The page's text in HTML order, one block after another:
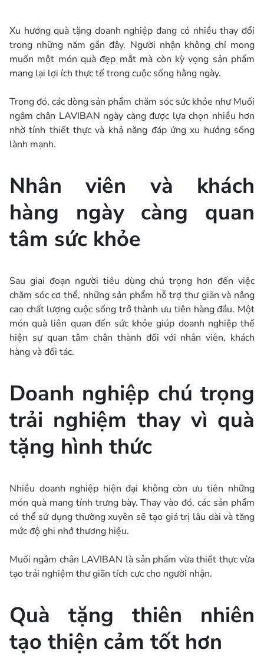
Xu hướng quà tặng doanh nghiệp đang có nhiều thay đổi
trong những năm gần đây. Người nhận không chỉ mong
muốn một món quà đẹp mắt mà còn kỳ vọng sản phẩm
mang lại lợi ích thực tế trong cuộc sống hằng ngày.
Trong đó, các dòng sản phẩm chăm sóc sức khỏe như Muối
ngâm chân LAVIBAN ngày càng được lựa chọn nhiều hơn
nhờ tính thiết thực và khả năng đáp ứng xu hướng sống
lành mạnh.
Nhân viên và khách
hàng ngày càng quan
tâm sức khỏe
Sau giai đoạn người tiêu dùng chú trọng hơn đến việc
chăm sóc cơ thể, những sản phẩm hỗ trợ thư giãn và nâng
cao chất lượng cuộc sống trở thành ưu tiên hàng đầu. Một
món quà liên quan đến sức khỏe giúp doanh nghiệp thể
hiện sự quan tâm chân thành đối với nhân viên, khách
hàng và đối tác.
Doanh nghiệp chú trọng
trải nghiệm thay vì quà
tặng hình thức
Nhiều doanh nghiệp hiện đại không còn ưu tiên những
món quà mang tính trưng bày. Thay vào đó, các sản phẩm
có thể sử dụng thường xuyên sẽ tạo giá trị lâu dài và tăng
mức độ ghi nhớ thương hiệu.
Muối ngâm chân LAVIBAN là sản phẩm vừa thiết thực vừa
tạo trải nghiệm thư giãn tích cực cho người nhận.
Quà tặng thiên nhiên
tạo thiện cảm tốt hơn